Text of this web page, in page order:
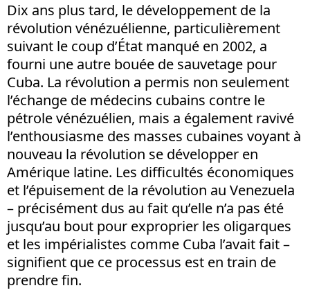
Dix ans plus tard, le développement de la
révolution vénézuélienne, particulièrement
suivant le coup d’État manqué en 2002, a
fourni une autre bouée de sauvetage pour
Cuba. La révolution a permis non seulement
l’échange de médecins cubains contre le
pétrole vénézuélien, mais a également ravivé
l’enthousiasme des masses cubaines voyant à
nouveau la révolution se développer en
Amérique latine. Les difficultés économiques
et l’épuisement de la révolution au Venezuela
– précisément dus au fait qu’elle n’a pas été
jusqu’au bout pour exproprier les oligarques
et les impérialistes comme Cuba l’avait fait –
signifient que ce processus est en train de
prendre fin.